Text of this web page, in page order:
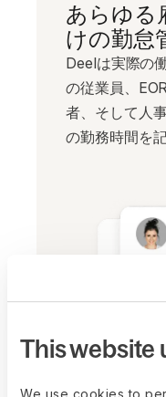
This website
あらゆる
けの勤怠
Deelは実際の
の従業員、
者、そして人
の勤務時間を